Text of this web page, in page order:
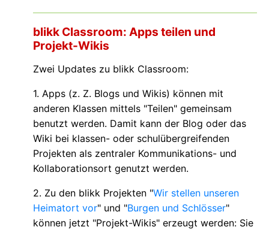
blikk Classroom: Apps teilen und
Projekt-Wikis
Zwei Updates zu blikk Classroom:
1. Apps (z. Z. Blogs und Wikis) können mit
anderen Klassen mittels "Teilen" gemeinsam
benutzt werden. Damit kann der Blog oder das
Wiki bei klassen- oder schulübergreifenden
Projekten als zentraler Kommunikations- und
Kollaborationsort genutzt werden.
2. Zu den blikk Projekten "Wir stellen unseren
Heimatort vor" und "Burgen und Schlösser"
können jetzt "Projekt-Wikis" erzeugt werden: Sie